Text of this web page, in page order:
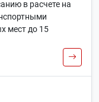
в расчете на
мест до 15